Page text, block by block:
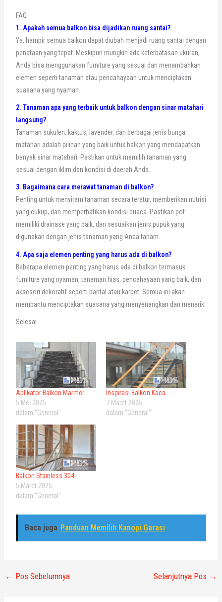
FAQ
1. Apakah semua balkon bisa dijadikan ruang santai?
Ya, hampir semua balkon dapat diubah menjadi ruang santai dengan
penataan yang tepat. Meskipun mungkin ada keterbatasan ukuran,
Anda bisa menggunakan furniture yang sesuai dan menambahkan
elemen seperti tanaman atau pencahayaan untuk menciptakan
suasana yang nyaman.
2. Tanaman apa yang terbaik untuk balkon dengan sinar matahari
langsung?
Tanaman sukulen, kaktus, lavender, dan berbagai jenis bunga
matahari adalah pilihan yang baik untuk balkon yang mendapatkan
banyak sinar matahari. Pastikan untuk memilih tanaman yang
sesuai dengan iklim dan kondisi di daerah Anda.
3. Bagaimana cara merawat tanaman di balkon?
Penting untuk menyiram tanaman secara teratur, memberikan nutrisi
yang cukup, dan memperhatikan kondisi cuaca. Pastikan pot
memiliki drainase yang baik, dan sesuaikan jenis pupuk yang
digunakan dengan jenis tanaman yang Anda tanam.
4. Apa saja elemen penting yang harus ada di balkon?
Beberapa elemen penting yang harus ada di balkon termasuk
furniture yang nyaman, tanaman hias, pencahayaan yang baik, dan
aksesori dekoratif seperti bantal atau karpet. Semua ini akan
membantu menciptakan suasana yang menyenangkan dan menarik.
Selesai
Aplikator Balkon Marmer
5 Mei 2025
dalam "General"
Inspirasi Balkon Kaca
7 Maret 2025
dalam "General"
Balkon Stainless 304
5 Maret 2025
dalam "General"
Baca juga Panduan Memilih Kanopi Garasi
← Pos Sebelumnya Selanjutnya Pos →